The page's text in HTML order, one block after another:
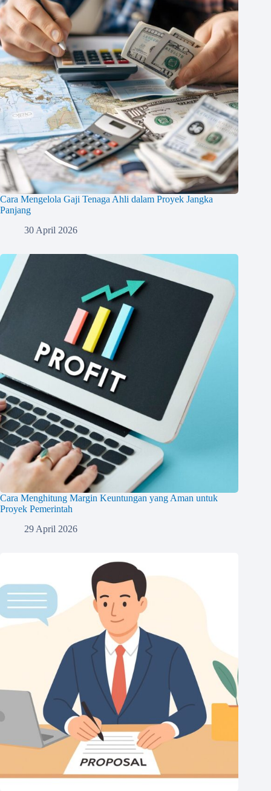
Cara Mengelola Gaji Tenaga Ahli dalam Proyek Jangka
Panjang
30 April 2026
Cara Menghitung Margin Keuntungan yang Aman untuk
Proyek Pemerintah
29 April 2026